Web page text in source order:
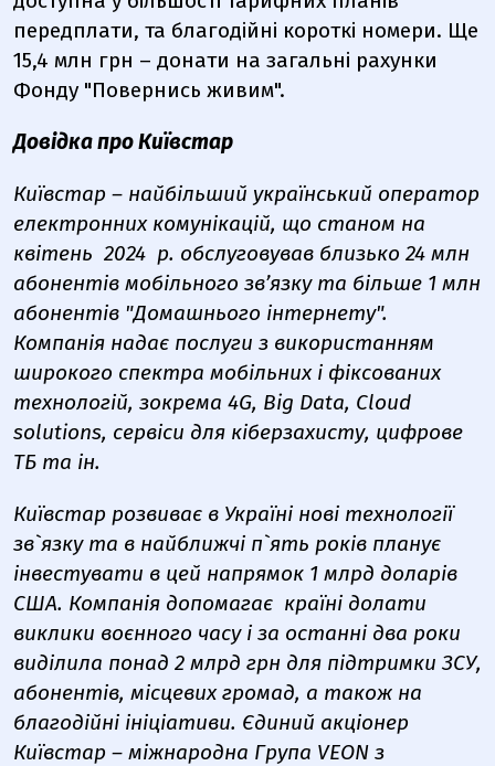
передплати, та благодійні короткі номери. Ще
15,4 млн грн – донати на загальні рахунки
Фонду "Повернись живим".
Довідка про Київстар
Київстар – найбільший український оператор
електронних комунікацій, що станом на
квітень 2024 р. обслуговував близько 24 млн
абонентів мобільного зв’язку та більше 1 млн
абонентів "Домашнього інтернету".
Компанія надає послуги з використанням
широкого спектра мобільних і фіксованих
технологій, зокрема 4G, Big Data, Cloud
solutions, сервіси для кіберзахисту, цифрове
ТБ та ін.
Київстар розвиває в Україні нові технології
зв`язку та в найближчі п`ять років планує
інвестувати в цей напрямок 1 млрд доларів
США. Компанія допомагає країні долати
виклики воєнного часу і за останні два роки
виділила понад 2 млрд грн для підтримки ЗСУ,
абонентів, місцевих громад, а також на
благодійні ініціативи. Єдиний акціонер
Київстар – міжнародна Група VEON з